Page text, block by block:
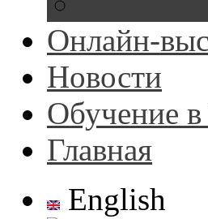
Онлайн-
Новости
Обучение
Главная
English